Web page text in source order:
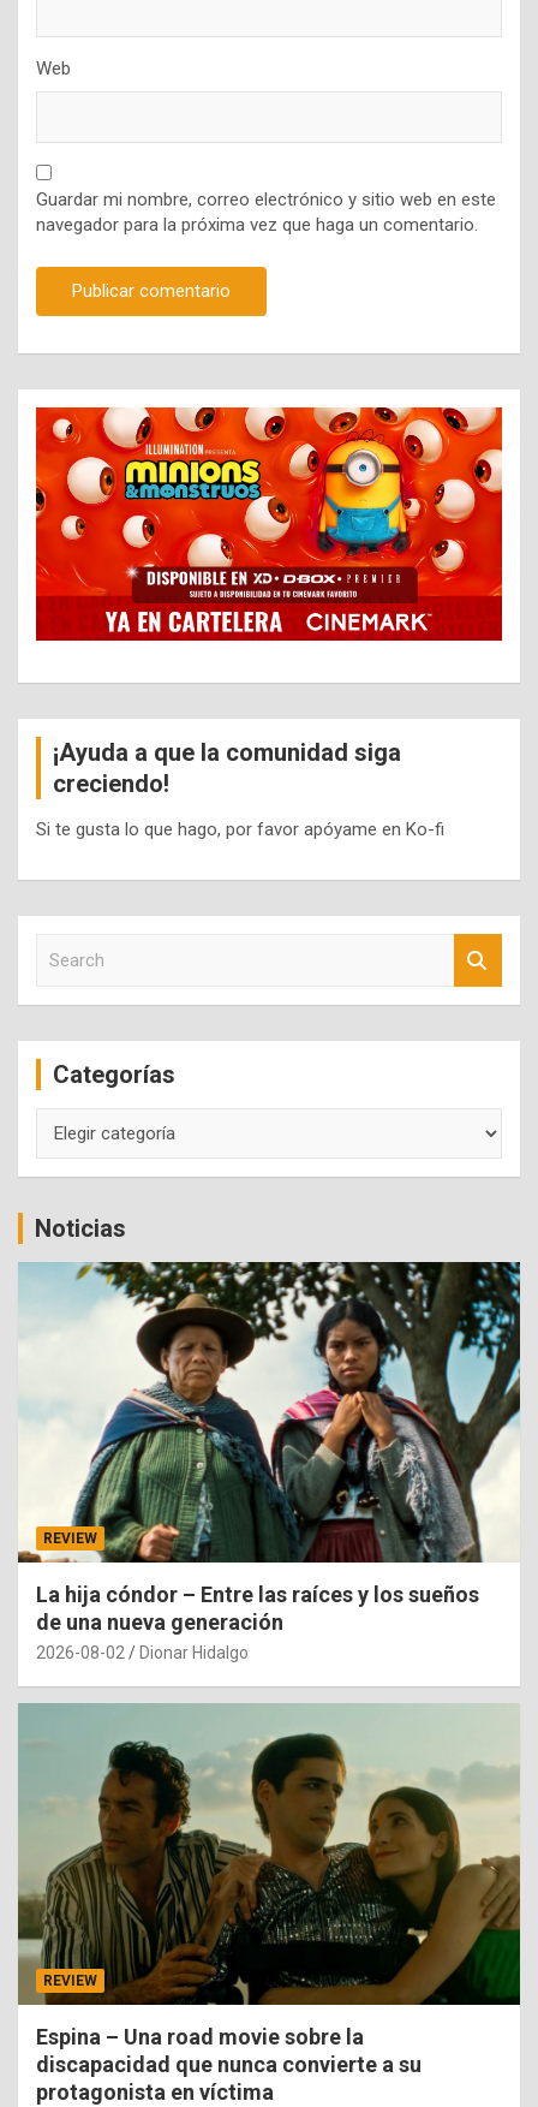
Web
Guardar mi nombre, correo electrónico y sitio web en este
navegador para la próxima vez que haga un comentario.
¡Ayuda a que la comunidad siga
creciendo!
Si te gusta lo que hago, por favor apóyame en Ko-fi
c
Categorías
Noticias
REVIEW
La hija cóndor – Entre las raíces y los sueños
de una nueva generación
2026-08-02 Dionar Hidalgo
REVIEW
Espina – Una road movie sobre la
discapacidad que nunca convierte a su
protagonista en víctima